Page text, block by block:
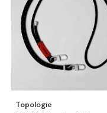
Topologie